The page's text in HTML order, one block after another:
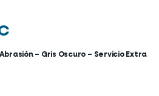
– Gris Oscuro – Servicio Extra